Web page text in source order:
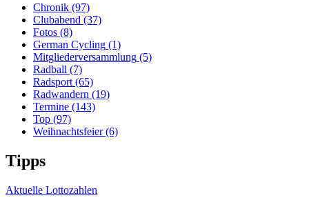
Chronik (97)
Clubabend (37)
Fotos (8)
German Cycling (1)
Mitgliederversammlung (5)
Radball (7)
Radsport (65)
Radwandern (19)
Termine (143)
Top (97)
Weihnachtsfeier(6)
Tipps
Aktuelle Lottozahlen